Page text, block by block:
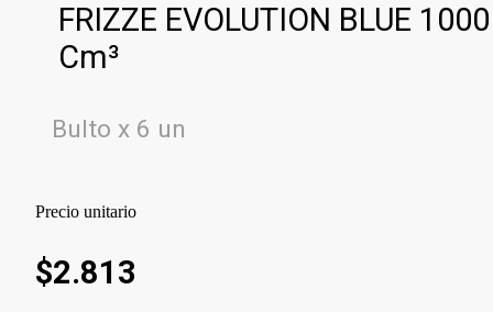
FRIZZE EVOLUTION BLUE 1000
Cm³
Bulto x 6 un
Precio unitario
$2.813